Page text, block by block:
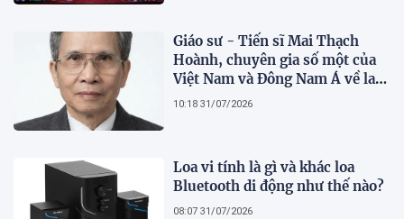
Giáo sư - Tiến sĩ Mai Thạch
Hoành, chuyên gia số một của
Việt Nam và Đông Nam Á về lai
tạo giống khoai lang hữu tính
10:18 31/07/2026
Loa vi tính là gì và khác loa
Bluetooth di động như thế nào?
08:07 31/07/2026